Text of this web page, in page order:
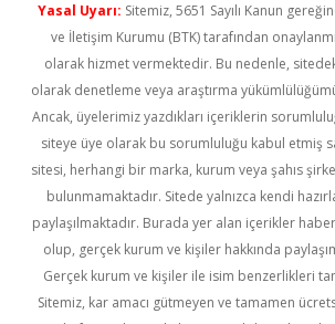
Yasal Uyarı: Sitemiz, 5651 Sayılı Kanun
ve İletişim Kurumu (BTK) tarafından
olarak hizmet vermektedir. Bu nedenle,
olarak denetleme veya araştırma
Ancak, üyelerimiz yazdıkları içeriklerin
siteye üye olarak bu sorumluluğu kabul etmiş
sitesi, herhangi bir marka, kurum veya şahıs
bulunmamaktadır. Sitede yalnızca kendi
paylaşılmaktadır. Burada yer alan içerikler
olup, gerçek kurum ve kişiler hakkında
Gerçek kurum ve kişiler ile isim benzerlikleri
Sitemiz, kar amacı gütmeyen ve tamamen